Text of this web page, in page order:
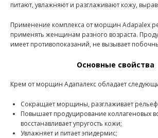
питают, увлажняют и разглаживают кожу,
Применение комплекса от морщин Adapalex
применять женщинам разного возраста.
имеет противопоказаний, не вызывает
Основные свойства
Крем от морщин Адапалекс обладает
Сокращает морщины, разглаживает
Повышает продуцирование коллагеновых
восстанавливает упругость кожи;
Увлажняет и питает эпидермис;